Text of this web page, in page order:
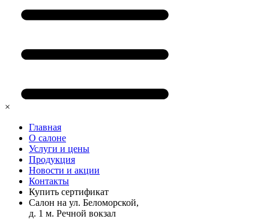
×
Главная
О салоне
Услуги и цены
Продукция
Новости и акции
Контакты
Купить сертификат
Салон на ул. Беломорской,
д. 1 м. Речной вокзал